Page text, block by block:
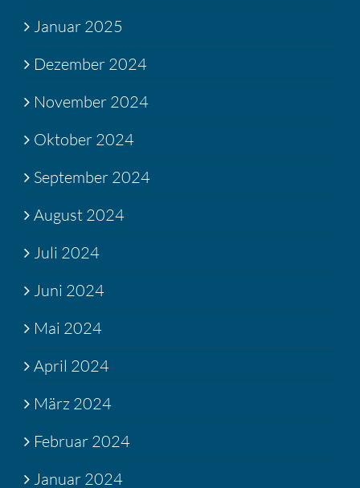
Januar 2025
Dezember 2024
November 2024
Oktober 2024
September 2024
August 2024
Juli 2024
Juni 2024
Mai 2024
April 2024
März 2024
Februar 2024
Januar 2024